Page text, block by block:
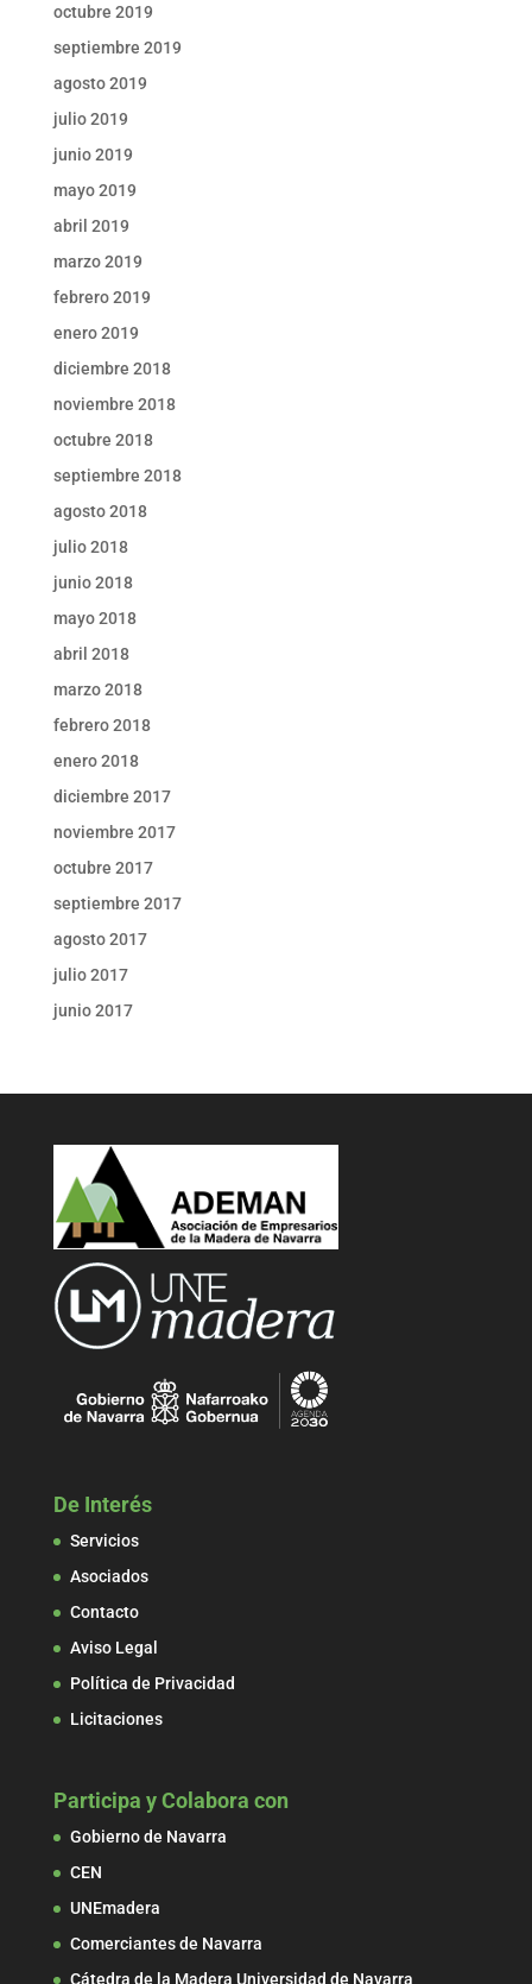
octubre 2019
septiembre 2019
agosto 2019
julio 2019
junio 2019
mayo 2019
abril 2019
marzo 2019
febrero 2019
enero 2019
diciembre 2018
noviembre 2018
octubre 2018
septiembre 2018
agosto 2018
julio 2018
junio 2018
mayo 2018
abril 2018
marzo 2018
febrero 2018
enero 2018
diciembre 2017
noviembre 2017
octubre 2017
septiembre 2017
agosto 2017
julio 2017
junio 2017
De Interés
Servicios
Asociados
Contacto
Aviso Legal
Política de Privacidad
Licitaciones
Participa y Colabora con
Gobierno de Navarra
CEN
UNEmadera
Comerciantes de Navarra
Cátedra de la Madera Universidad de Navarra